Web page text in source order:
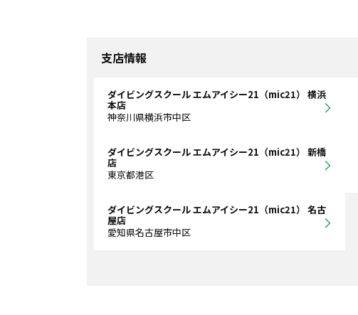
支店情報
ダイビングスクール エムアイシー21（mic21） 横浜
本店
神奈川県横浜市中区
ダイビングスクール エムアイシー21（mic21） 新橋
店
東京都港区
ダイビングスクール エムアイシー21（mic21） 名古
屋店
愛知県名古屋市中区